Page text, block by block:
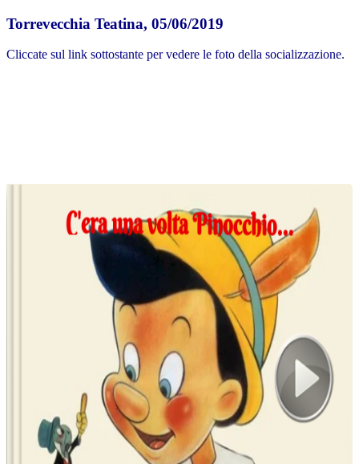
Torrevecchia Teatina, 05/06/2019
Cliccate sul link sottostante per vedere le foto della socializzazione.